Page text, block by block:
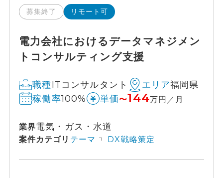
募集終了 リモート可
電力会社におけるデータマネジメン
トコンサルティング支援
職種ITコンサルタント エリア福岡県
稼働率100% 単価〜144万円／月
業界電気・ガス・水道
案件カテゴリ テーマ DX戦略策定